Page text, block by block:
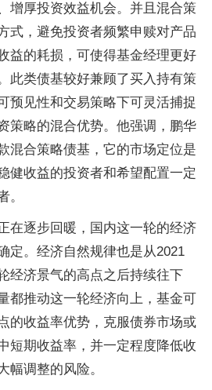
增厚投资效益机会。并且混合策
式，避免投资者频繁申赎对产品
益的耗损，可使得基金经理更好
此类债基较好兼顾了买入持有策
预见性和交易策略下可灵活捕捉
策略的混合优势。他强调，鹏华
混合策略债基，它的市场定位是
健收益的投资者和希望配置一定
。
在逐步回暖，国内这一轮的经济
定。经济自然规律也是从2021
经济景气的高点之后持续往下
都推动这一轮经济向上，基金可
的收益率优势，克服债券市场或
短期收益率，并一定程度降低收
幅调整的风险。